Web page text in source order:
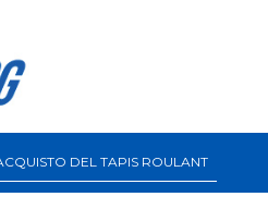
DEL TAPIS ROULANT